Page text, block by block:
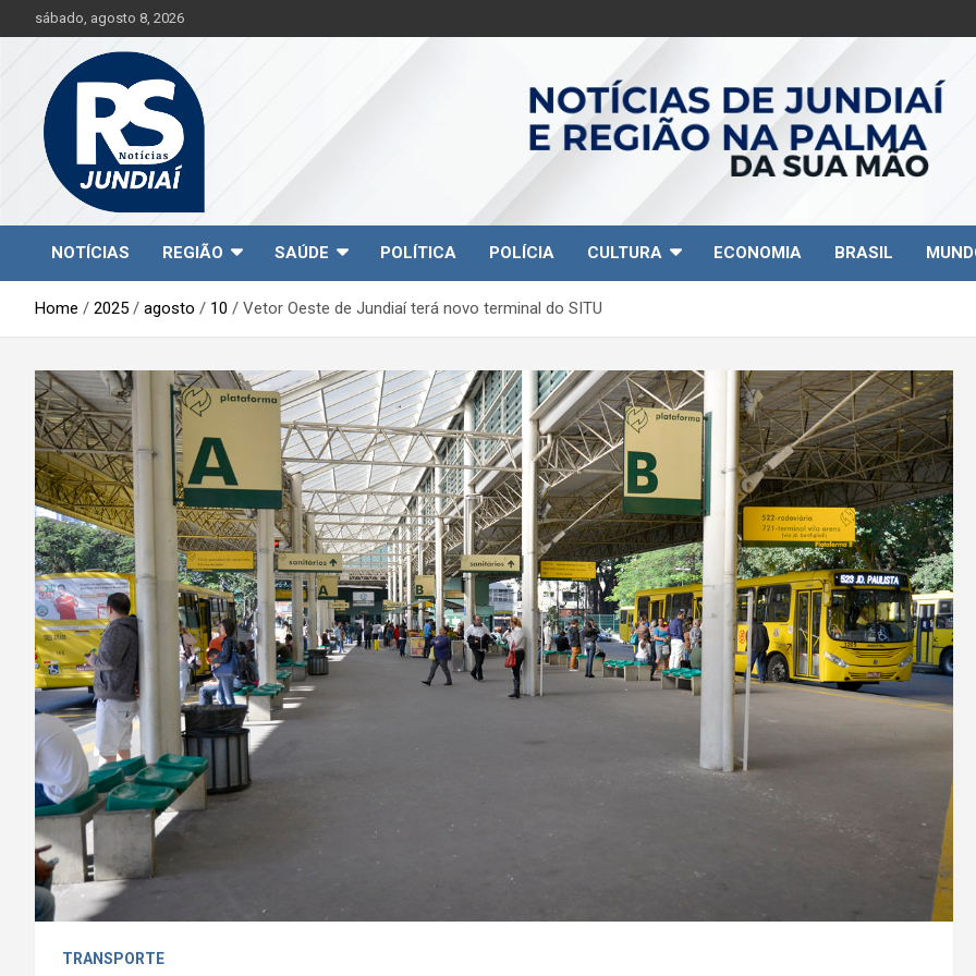
k
t
sábado, agosto 8, 2026
RS Notícias Jundiaí
Jundiaí e região na palma da sua mão!
NOTÍCIAS
REGIÃO SAÚDE POLÍTICA POLÍCIA CULTURA ECONOMIA BRASIL
Home 2025 agosto 10 Vetor Oeste de Jundiaí terá novo terminal do SITU
TRANSPORTE